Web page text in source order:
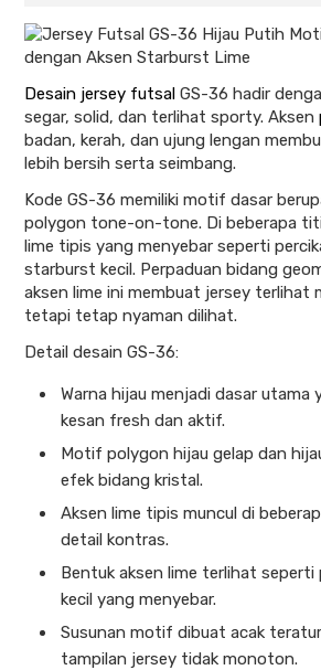
Desain jersey futsal GS-36 hadir
segar, solid, dan terlihat sporty. Aksen
badan, kerah, dan ujung lengan
lebih bersih serta seimbang.
Kode GS-36 memiliki motif dasar
polygon tone-on-tone. Di beberapa
lime tipis yang menyebar seperti
starburst kecil. Perpaduan bidang
aksen lime ini membuat jersey terlihat
tetapi tetap nyaman dilihat.
Detail desain GS-36:
Warna hijau menjadi dasar utama
kesan fresh dan aktif.
Motif polygon hijau gelap dan
efek bidang kristal.
Aksen lime tipis muncul di
detail kontras.
Bentuk aksen lime terlihat seperti
kecil yang menyebar.
Susunan motif dibuat acak
tampilan jersey tidak monoton.